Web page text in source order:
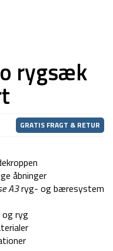
rygsæk
GRATIS FRAGT & RETUR
åbninger
A3ryg- og bæresystem
og ryg